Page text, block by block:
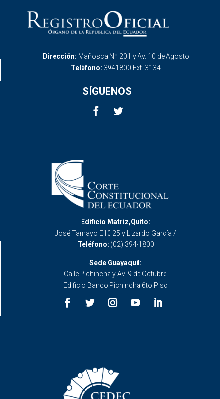
Dirección: Mañosca Nº 201 y Av. 10 de Agosto
Teléfono: 3941800 Ext. 3134
SÍGUENOS
Edificio Matriz,Quito:
José Tamayo E10 25 y Lizardo García /
Teléfono: (02) 394-1800
Sede Guayaquil:
Calle Pichincha y Av. 9 de Octubre.
Edificio Banco Pichincha 6to Piso